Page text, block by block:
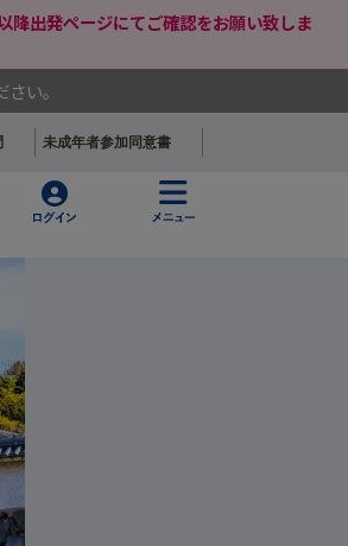
降出発ページにてご確認をお願い致しま
い。
未成年者参加同意書